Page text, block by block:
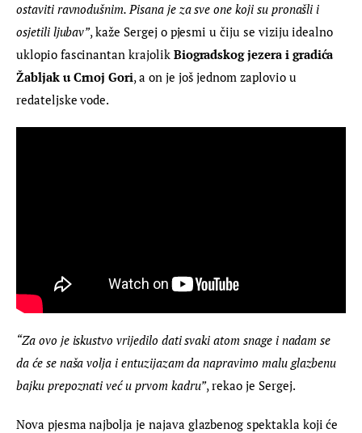
ostaviti ravnodušnim. Pisana je za sve one koji su pronašli i
osjetili ljubav”, kaže Sergej o pjesmi u čiju se viziju idealno
uklopio fascinantan krajolik Biogradskog jezera i gradića
Žabljak u Crnoj Gori, a on je još jednom zaplovio u
redateljske vode.
“Za ovo je iskustvo vrijedilo dati svaki atom snage i nadam se
da će se naša volja i entuzijazam da napravimo malu glazbenu
bajku prepoznati već u prvom kadru”, rekao je Sergej.
Nova pjesma najbolja je najava glazbenog spektakla koji će